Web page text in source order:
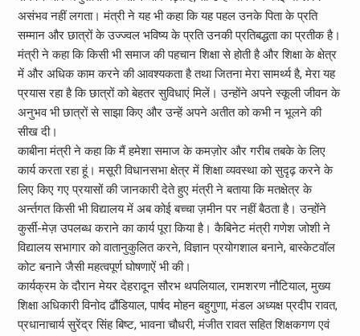
असंभव नहीं लगता। मंत्री ने यह भी कहा कि यह पहल उनके पिता के प्रति
सम्मान और छात्रों के उज्ज्वल भविष्य के प्रति उनकी प्रतिबद्धता का प्रतीक है।
मंत्री ने कहा कि किसी भी समाज की पहचान शिक्षा से होती है और शिक्षा के क्षेत्र
में और अधिक काम करने की आवश्यकता है तथा जितना मेरा सामर्थ्य है, मेरा यह
प्रयास रहा है कि छात्रों को बेहतर सुविधाएं मिलें। उन्होंने अपने स्कूली जीवन के
अनुभव भी छात्रों से साझा किए और उन्हें अपने अतीत को कभी न भूलने की
सीख दी।
काबीना मंत्री ने कहा कि मैं हमेशा समाज के कमज़ोर और गरीब तबके के लिए
कार्य करता रहा हूं। मसूरी विधानसभा क्षेत्र में शिक्षा व्यवस्था को सुदृढ़ करने के
लिए किए गए प्रयासों की जानकारी देते हुए मंत्री ने बताया कि मतक्षेत्र के
अर्न्तगत किसी भी विद्यालय में अब कोई बच्चा ज़मीन पर नहीं बैठता है। उन्होंने
कुर्सी-मेज़ उपलब्ध कराने का कार्य पूरा किया है। कैबिनेट मंत्री गणेश जोशी ने
विद्यालय सभागार को वातानुकुलित करने, विज्ञान प्रयोगशाल बनाने, बास्केटवॉल
कोट बनाने जैसी महत्वपूर्ण घोषणाऐं भी की।
कार्यक्रम के दौरान मेयर देहरादून सौरभ थपलियाल, रामशरण नौटियाल, मुख्य
शिक्षा अधिकारी विनोद ढौंडियाल, पार्षद मोहन बहुगुणा, मंडल अध्यक्ष प्रदीप रावत,
प्रधानाचार्य सुरेंद्र सिंह बिष्ट, भावना चौधरी, मंजीत रावत सहित शिक्षकगण एवं